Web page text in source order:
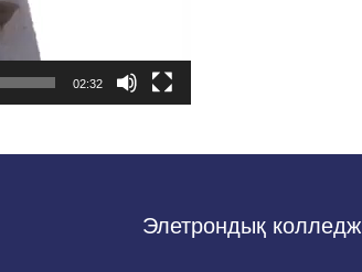
02:32
Элетрондық колледж